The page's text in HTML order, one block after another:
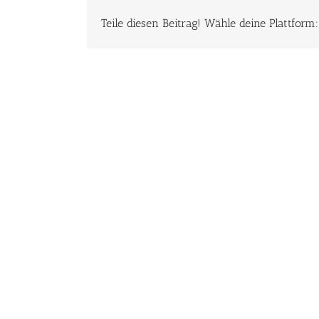
Teile diesen Beitrag! Wähle deine Plattform: